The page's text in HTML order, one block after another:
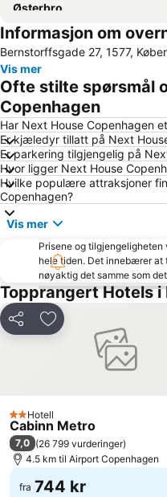
Østerbro
Nørrebro
Rådhuspladsen
Bella Center
Kongens Nytorv
Hornbæk Vest
Nørreport station
Ørestad
Royal Copenhagen
Cph Cool
Fisketorvet
Falsterbo Strand
Helsingør Havn
Kanalen
Islands Brygge
Roskilde Festival
Lund domkirke
Copenhagen Port
Copenhagen City Hop-on Hop-off Mermaid Tour
Informasjon om
Bernstorffsgade 27, 1577,
Vis mer
Ofte stilte spørsmål
Copenhagen
Har Next House Copenhagen
Er kjæledyr tillatt på Next
Er parkering tilgjengelig på
Hvor ligger Next House
Hvilke populære attraksjoner
Copenhagen?
Vis mer
Prisene og
hele tiden. Det innebærer at
nøyaktig det samme som
Topprangert Hotels i
Del Legg til i favoritter
2 Stjerner
Hotell
Cabinn Metro
7,0 (26 799 vurderinger)
4.5 km til Airport Copenhagen
fra 744 kr